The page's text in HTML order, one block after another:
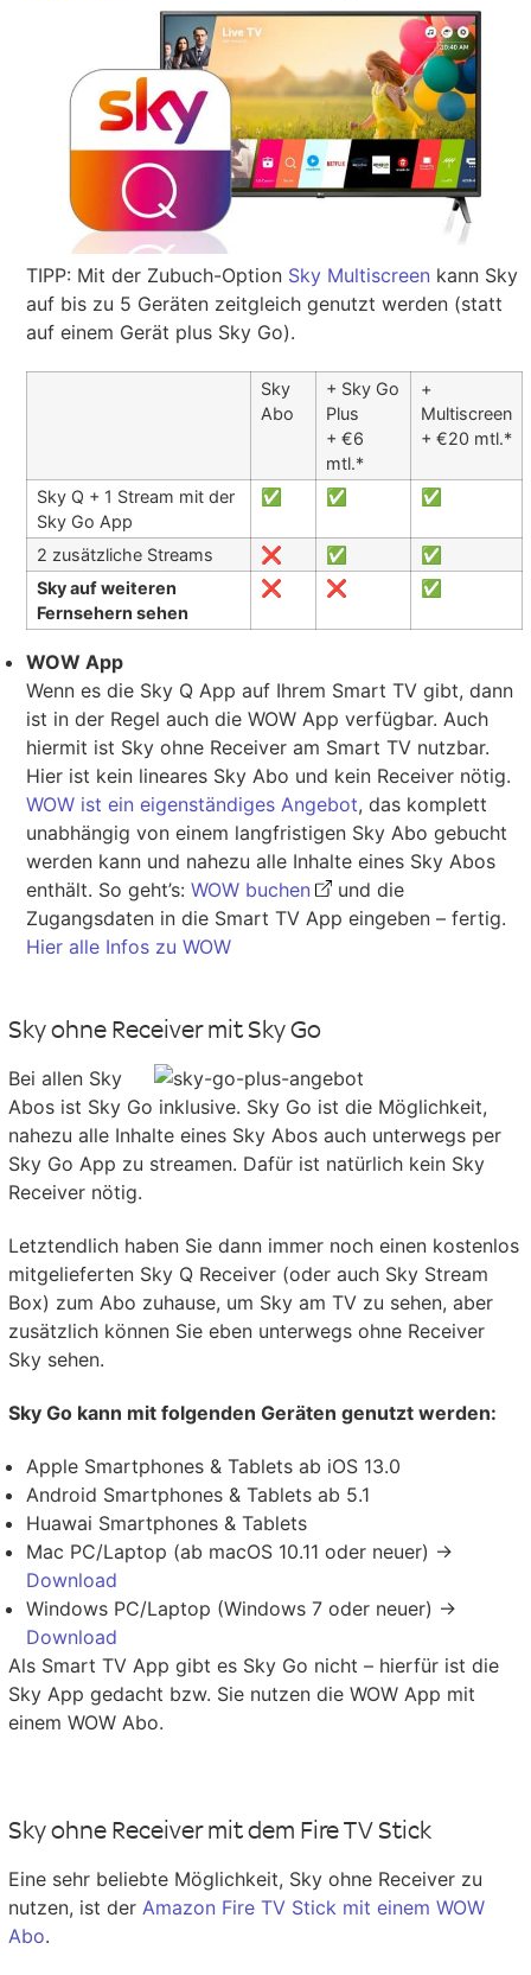
TIPP: Mit der Zubuch-Option Sky Multiscreen kann Sky
auf bis zu 5 Geräten zeitgleich genutzt werden (statt
auf einem Gerät plus Sky Go).
Sky
Abo
+ Sky Go
Plus
+ €6
mtl.*
+
Multiscreen
+ €20 mtl.*
Sky Q + 1 Stream mit der
Sky Go App
✅ ✅ ✅
2 zusätzliche Streams ❌ ✅
✅
Sky auf weiteren
Fernsehern sehen
❌ ❌ ✅
WOW App
Wenn es die Sky Q App auf Ihrem Smart TV gibt, dann
ist in der Regel auch die WOW App verfügbar. Auch
hiermit ist Sky ohne Receiver am Smart TV nutzbar.
Hier ist kein lineares Sky Abo und kein Receiver nötig.
WOW ist ein eigenständiges Angebot, das komplett
unabhängig von einem langfristigen Sky Abo gebucht
werden kann und nahezu alle Inhalte eines Sky Abos
enthält. So geht’s: WOW buchen
und die
Zugangsdaten in die Smart TV App eingeben – fertig.
Hier alle Infos zu WOW
Sky ohne Receiver mit Sky Go
Bei allen Sky
Abos ist Sky Go inklusive. Sky Go ist die Möglichkeit,
nahezu alle Inhalte eines Sky Abos auch unterwegs per
Sky Go App zu streamen. Dafür ist natürlich kein Sky
Receiver nötig.
Letztendlich haben Sie dann immer noch einen kostenlos
mitgelieferten Sky Q Receiver (oder auch Sky Stream
Box) zum Abo zuhause, um Sky am TV zu sehen, aber
zusätzlich können Sie eben unterwegs ohne Receiver
Sky sehen.
Sky Go kann mit folgenden Geräten genutzt werden:
Apple Smartphones & Tablets ab iOS 13.0
Android Smartphones & Tablets ab 5.1
Huawai Smartphones & Tablets
Mac PC/Laptop (ab macOS 10.11 oder neuer) ->
Download
Windows PC/Laptop (Windows 7 oder neuer) ->
Download
Als Smart TV App gibt es Sky Go nicht – hierfür ist die
Sky App gedacht bzw. Sie nutzen die WOW App mit
einem WOW Abo.
Sky ohne Receiver mit dem Fire TV Stick
Eine sehr beliebte Möglichkeit, Sky ohne Receiver zu
nutzen, ist der Amazon Fire TV Stick mit einem WOW
Abo.